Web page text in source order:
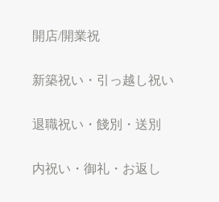
開店/開業祝
新築祝い・引っ越し祝い
退職祝い・餞別・送別
内祝い・御礼・お返し